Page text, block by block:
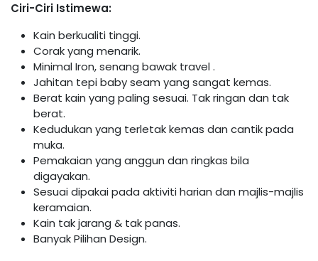
Ciri-Ciri Istimewa:
Kain berkualiti tinggi.
Corak yang menarik.
Minimal Iron, senang bawak travel .
Jahitan tepi baby seam yang sangat kemas.
Berat kain yang paling sesuai. Tak ringan dan tak
berat.
Kedudukan yang terletak kemas dan cantik pada
muka.
Pemakaian yang anggun dan ringkas bila
digayakan.
Sesuai dipakai pada aktiviti harian dan majlis-majlis
keramaian.
Kain tak jarang & tak panas.
Banyak Pilihan Design.